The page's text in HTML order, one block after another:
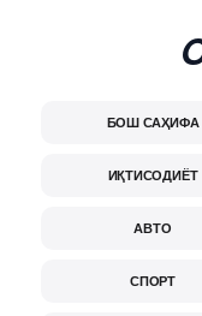
БОШ САҲИФА
ИҚТИСОДИЁТ
АВТО
СПОРТ